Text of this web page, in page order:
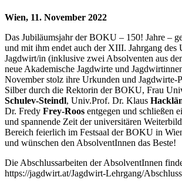
Wien, 11. November 2022
Das Jubiläumsjahr der BOKU – 150! Jahre –
und mit ihm endet auch der XIII. Jahrgang des
Jagdwirt/in (inklusive zwei Absolventen aus
neue Akademische Jagdwirte und
November stolz ihre Urkunden und Jagdwirte-
Silber durch die Rektorin der BOKU, Frau
Schulev-Steindl, Univ.Prof. Dr. Klaus
Dr. Fredy Frey-Roos entgegen und schließen
und spannende Zeit der universitären
Bereich feierlich im Festsaal der BOKU in
und wünschen den AbsolventInnen das Beste!
Die Abschlussarbeiten der AbsolventInnen
https://jagdwirt.at/Jagdwirt-Lehrgang/